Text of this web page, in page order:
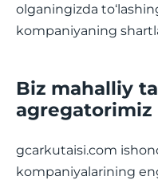
olganingizda
kompaniyaning
Biz mahalliy
agregatorimiz
gcarkutaisi.com
kompaniyalarining